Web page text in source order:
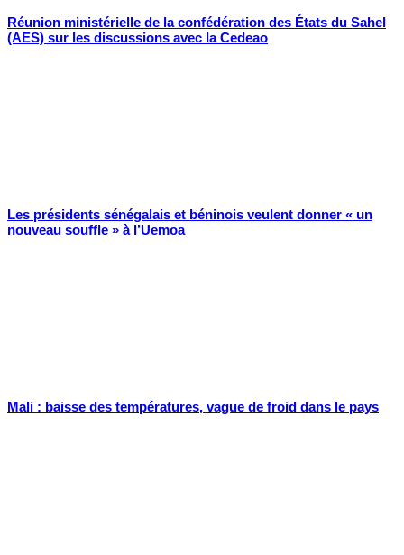
Réunion ministérielle de la confédération des États du Sahel
(AES) sur les discussions avec la Cedeao
Les présidents sénégalais et béninois veulent donner « un
nouveau souffle » à l’Uemoa
Mali : baisse des températures, vague de froid dans le pays